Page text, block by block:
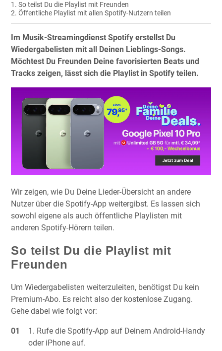
So teilst Du die Playlist mit Freunden
Öffentliche Playlist mit allen Spotify-Nutzern teilen
Im Musik-Streamingdienst Spotify erstellst Du
Wiedergabelisten mit all Deinen Lieblings-Songs.
Möchtest Du Freunden Deine favorisierten Beats und
Tracks zeigen, lässt sich die Playlist in Spotify teilen.
Wir zeigen, wie Du Deine Lieder-Übersicht an andere
Nutzer über die Spotify-App weitergibst. Es lassen sich
sowohl eigene als auch öffentliche Playlisten mit
anderen Spotify-Hörern teilen.
So teilst Du die Playlist mit
Freunden
Um Wiedergabelisten weiterzuleiten, benötigst Du kein
Premium-Abo. Es reicht also der kostenlose Zugang.
Gehe dabei wie folgt vor:
Rufe die Spotify-App auf Deinem Android-Handy
oder iPhone auf.